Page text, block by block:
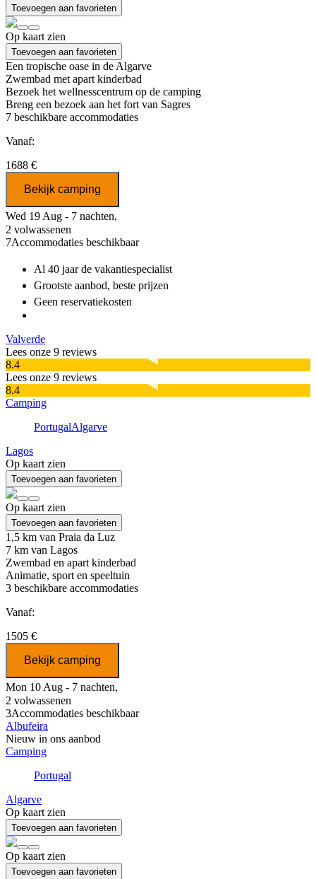
Toevoegen aan favorieten
Op kaart zien
Toevoegen aan favorieten
Een tropische oase in de Algarve
Zwembad met apart kinderbad
Bezoek het wellnesscentrum op de camping
Breng een bezoek aan het fort van Sagres
7 beschikbare accommodaties
Vanaf:
1688 €
Bekijk camping
Wed 19 Aug - 7 nachten,
2 volwassenen
7Accommodaties beschikbaar
Al 40 jaarde vakantiespecialist
Grootste aanbod, beste prijzen
Geen reservatiekosten
Valverde
Lees onze 9 reviews
8.4
Lees onze 9 reviews
8.4
Camping
PortugalAlgarve
Lagos
Op kaart zien
Toevoegen aan favorieten
Op kaart zien
Toevoegen aan favorieten
1,5 km van Praia da Luz
7 km van Lagos
Zwembad en apart kinderbad
Animatie, sport en speeltuin
3 beschikbare accommodaties
Vanaf:
1505 €
Bekijk camping
Mon 10 Aug - 7 nachten,
2 volwassenen
3Accommodaties beschikbaar
Albufeira
Nieuw in ons aanbod
Camping
Portugal
Algarve
Op kaart zien
Toevoegen aan favorieten
Op kaart zien
Toevoegen aan favorieten